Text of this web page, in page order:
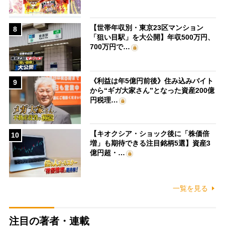
8
【世帯年収別・東京23区マンション
「狙い目駅」を大公開】年収500万円、
700万円で…
9
《利益は年5億円前後》住み込みバイト
から“ギガ大家さん”となった資産200億
円税理…
10
【キオクシア・ショック後に「株価倍
増」も期待できる注目銘柄5選】資産3
億円超・…
一覧を見る
注目の著者・連載